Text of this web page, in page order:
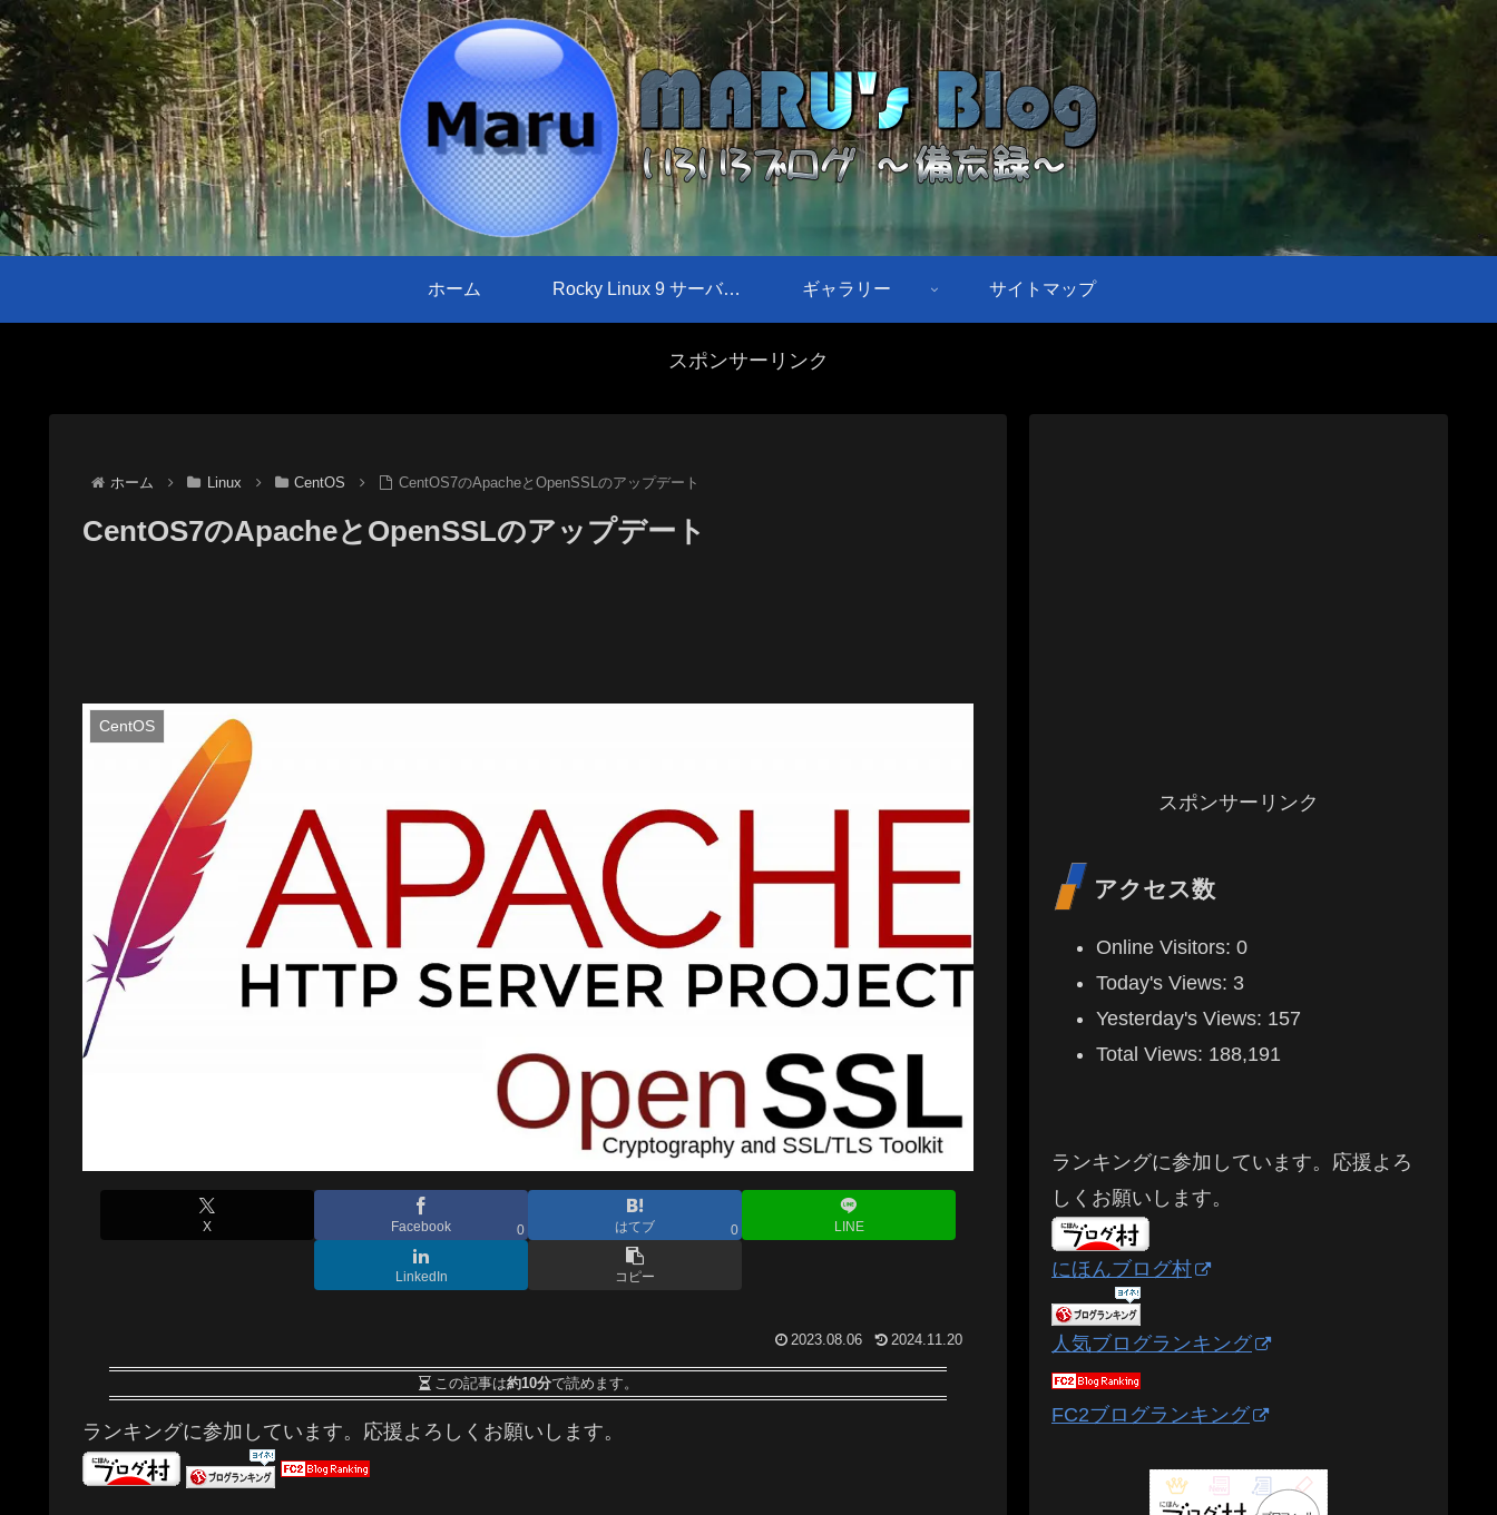
ホーム Rocky Linux 9 サーバ構築手順 ギャラリー サイトマップ
スポンサーリンク
ホーム Linux CentOS CentOS7のApacheとOpenSSLのアップデート
CentOS7のApacheとOpenSSLのアップデート
CentOS
X Facebook 0 はてブ 0 LINE
LinkedIn コピー
2023.08.06 2024.11.20
この記事は約10分で読めます。
ランキングに参加しています。応援よろしくお願いします。
スポンサーリンク
アクセス数
Online Visitors: 0
Today's Views: 3
Yesterday's Views: 157
Total Views: 188,191
ランキングに参加しています。応援よろ
しくお願いします。
にほんブログ村
人気ブログランキング
FC2ブログランキング